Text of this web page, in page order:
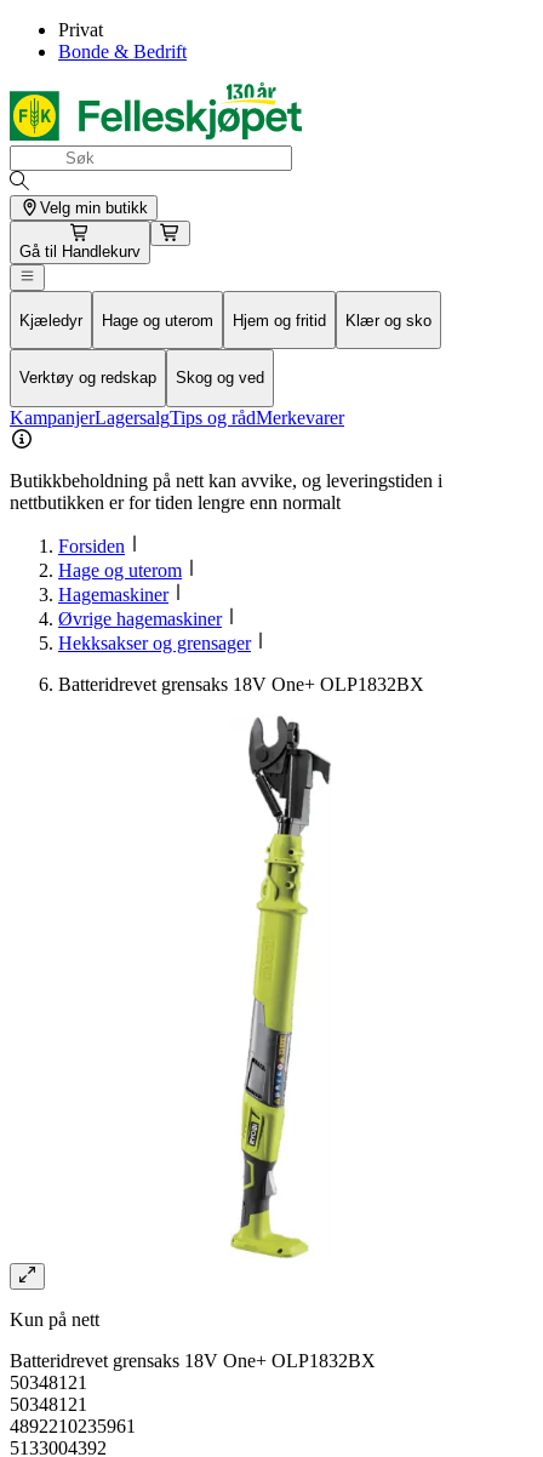
Privat
Bonde & Bedrift
Velg min butikk
Gå til Handlekurv
Kjæledyr Hage og uterom Hjem og fritid Klær og sko
Verktøy og redskap Skog og ved
KampanjerLagersalgTips og rådMerkevarer
Butikkbeholdning på nett kan avvike, og leveringstiden i
nettbutikken er for tiden lengre enn normalt
Forsiden
Hage og uterom
Hagemaskiner
Øvrige hagemaskiner
Hekksakser og grensager
Batteridrevet grensaks 18V One+ OLP1832BX
Kun på nett
Batteridrevet grensaks 18V One+ OLP1832BX
50348121
50348121
4892210235961
5133004392